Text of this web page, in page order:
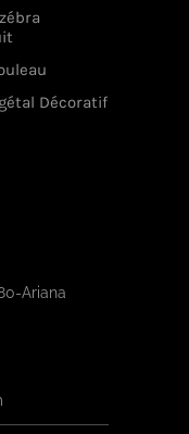
Décoratif
Ariana